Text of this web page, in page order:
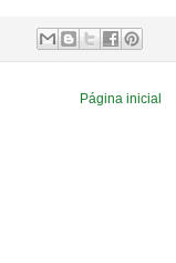
Página inicial